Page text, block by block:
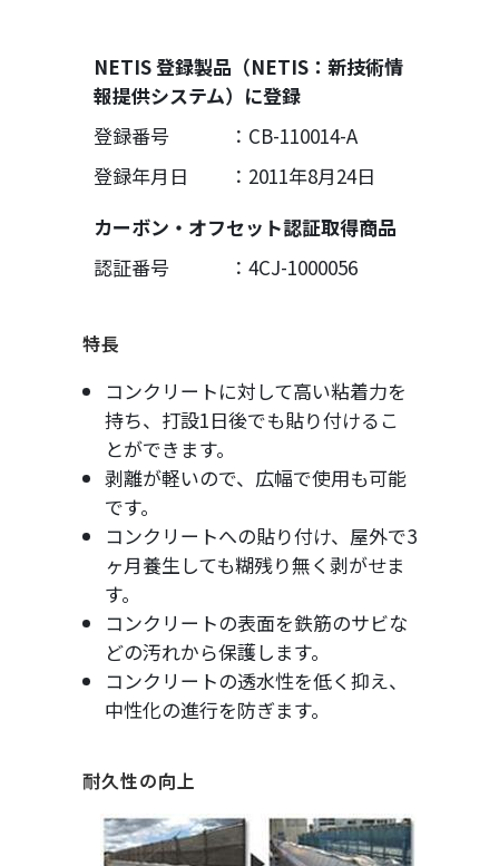
NETIS 登録製品（NETIS：新技術情
報提供システム）に登録
登録番号
：CB-110014-A
登録年月日
：2011年8月24日
カーボン・オフセット認証取得商品
認証番号
：4CJ-1000056
特長
コンクリートに対して高い粘着力を
持ち、打設1日後でも貼り付けるこ
とができます。
剥離が軽いので、広幅で使用も可能
です。
コンクリートへの貼り付け、屋外で3
ヶ月養生しても糊残り無く剥がせま
す。
コンクリートの表面を鉄筋のサビな
どの汚れから保護します。
コンクリートの透水性を低く抑え、
中性化の進行を防ぎます。
耐久性の向上